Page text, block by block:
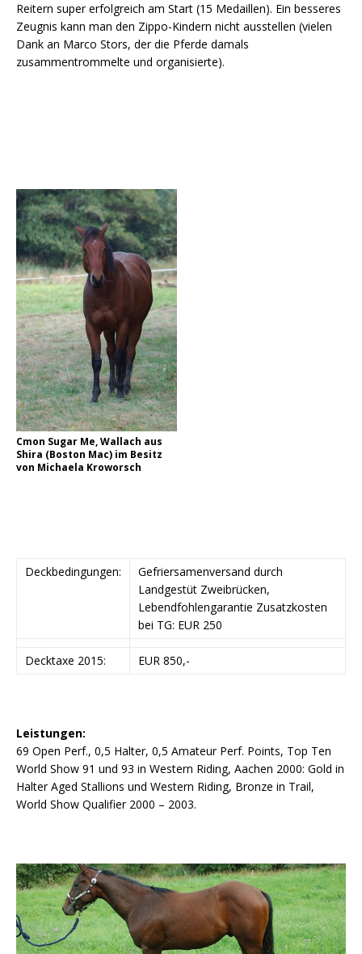
Reitern super erfolgreich am Start (15 Medaillen). Ein besseres
Zeugnis kann man den Zippo-Kindern nicht ausstellen (vielen
Dank an Marco Stors, der die Pferde damals
zusammentrommelte und organisierte).
Cmon Sugar Me, Wallach aus
Shira (Boston Mac) im Besitz
von Michaela Kroworsch
Deckbedingungen:
Gefriersamenversand durch
Landgestüt Zweibrücken,
Lebendfohlengarantie Zusatzkosten
bei TG: EUR 250
Decktaxe 2015: EUR 850,-
Leistungen:
69 Open Perf., 0,5 Halter, 0,5 Amateur Perf. Points, Top Ten
World Show 91 und 93 in Western Riding, Aachen 2000: Gold in
Halter Aged Stallions und Western Riding, Bronze in Trail,
World Show Qualifier 2000 – 2003.